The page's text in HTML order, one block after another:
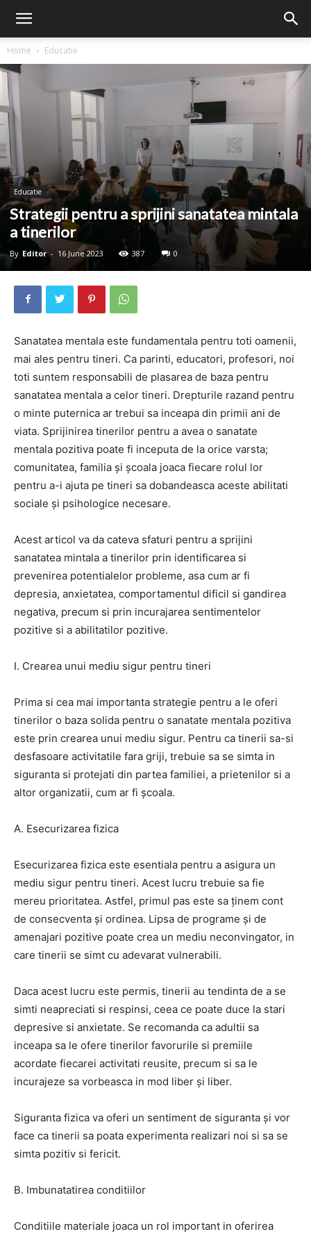
Home Educatie
Educatie
Strategii pentru a sprijini sanatatea mintala
a tinerilor
By Editor - 16 June 2023 387 0
Sanatatea mentala este fundamentala pentru toti oamenii,
mai ales pentru tineri. Ca parinti, educatori, profesori, noi
toti suntem responsabili de plasarea de baza pentru
sanatatea mentala a celor tineri. Drepturile razand pentru
o minte puternica ar trebui sa inceapa din primii ani de
viata. Sprijinirea tinerilor pentru a avea o sanatate
mentala pozitiva poate fi inceputa de la orice varsta;
comunitatea, familia și școala joaca fiecare rolul lor
pentru a-i ajuta pe tineri sa dobandeasca aceste abilitati
sociale și psihologice necesare.
Acest articol va da cateva sfaturi pentru a sprijini
sanatatea mintala a tinerilor prin identificarea si
prevenirea potentialelor probleme, asa cum ar fi
depresia, anxietatea, comportamentul dificil si gandirea
negativa, precum si prin incurajarea sentimentelor
pozitive si a abilitatilor pozitive.
I. Crearea unui mediu sigur pentru tineri
Prima si cea mai importanta strategie pentru a le oferi
tinerilor o baza solida pentru o sanatate mentala pozitiva
este prin crearea unui mediu sigur. Pentru ca tinerii sa-si
desfasoare activitatile fara griji, trebuie sa se simta in
siguranta si protejati din partea familiei, a prietenilor si a
altor organizatii, cum ar fi școala.
A. Esecurizarea fizica
Esecurizarea fizica este esentiala pentru a asigura un
mediu sigur pentru tineri. Acest lucru trebuie sa fie
mereu prioritatea. Astfel, primul pas este sa ținem cont
de consecventa și ordinea. Lipsa de programe și de
amenajari pozitive poate crea un mediu neconvingator, in
care tinerii se simt cu adevarat vulnerabili.
Daca acest lucru este permis, tinerii au tendinta de a se
simti neapreciati si respinsi, ceea ce poate duce la stari
depresive si anxietate. Se recomanda ca adultii sa
inceapa sa le ofere tinerilor favorurile si premiile
acordate fiecarei activitati reusite, precum si sa le
incurajeze sa vorbeasca in mod liber și liber.
Siguranta fizica va oferi un sentiment de siguranta și vor
face ca tinerii sa poata experimenta realizari noi si sa se
simta pozitiv si fericit.
B. Imbunatatirea conditiilor
Conditiile materiale joaca un rol important in oferirea